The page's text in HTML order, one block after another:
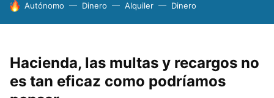
HOY SE HABLA DE
Autónomo Dinero Alquiler Dinero
Hacienda, las multas y recargos no
es tan eficaz como podríamos